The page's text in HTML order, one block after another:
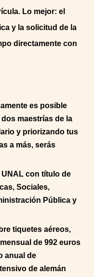
Lo mejor: el
y la solicitud de la
directamente con
es posible
maestrías de la
y priorizando tus
a más, serás
con título de
Sociales,
Pública y
tiquetes aéreos,
de 992 euros
anual de
de alemán